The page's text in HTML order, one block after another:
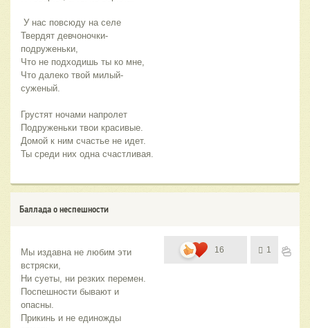
Твердят девчоночки-
Что далеко твой милый-
Ты среди них одна счастливая.
Баллада о неспешности
Мы издавна не любим эти
Поспешности бывают и
Прикинь и не единожды
16 1